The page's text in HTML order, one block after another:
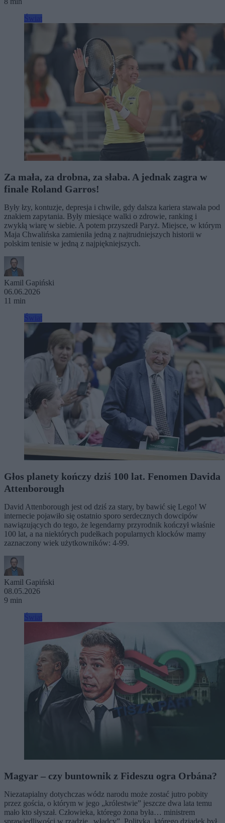
Za mała, za drobna, za słaba. A jednak zagra w
finale Roland Garros!
Były łzy, kontuzje, depresja i chwile, gdy dalsza kariera stawała pod
znakiem zapytania. Były miesiące walki o zdrowie, ranking i
zwykłą wiarę w siebie. A potem przyszedł Paryż. Miejsce, w którym
Maja Chwalińska zamieniła jedną z najtrudniejszych historii w
polskim tenisie w jedną z najpiękniejszych.
Kamil Gapiński
06.06.2026
11 min
Głos planety kończy dziś 100 lat. Fenomen Davida
Attenborough
David Attenborough jest od dziś za stary, by bawić się Lego! W
internecie pojawiło się ostatnio sporo serdecznych dowcipów
nawiązujących do tego, że legendarny przyrodnik kończył właśnie
100 lat, a na niektórych pudełkach popularnych klocków mamy
zaznaczony wiek użytkowników: 4-99.
Kamil Gapiński
08.05.2026
9 min
Magyar – czy buntownik z Fideszu ogra Orbána?
Niezatapialny dotychczas wódz narodu może zostać jutro pobity
przez gościa, o którym w jego „królestwie” jeszcze dwa lata temu
mało kto słyszał. Człowieka, którego żona była… ministrem